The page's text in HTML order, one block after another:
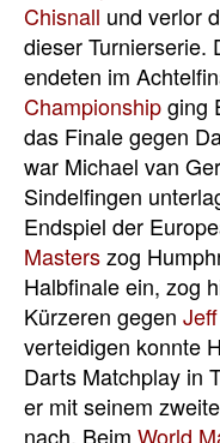
Chisnall und verlor
dieser Turnierserie.
endeten im
Championshipging
das Finale gegen
war Michael van
Sindelfingen
Endspiel der
Masterszog
Halbfinale ein, zog
Kürzeren gegen
verteidigen konnte
Darts Matchplay in
er mit seinem
nach. Beim World